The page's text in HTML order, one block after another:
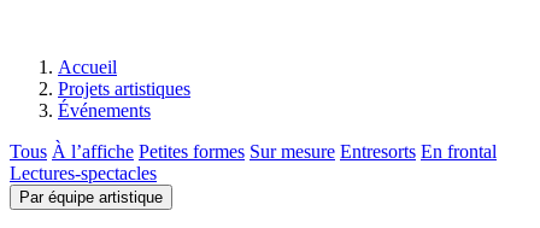
Accueil
Projets artistiques
Événements
Tous À l’affiche Petites formes Sur mesure Entresorts En frontal
Lectures-spectacles
Par équipe artistique